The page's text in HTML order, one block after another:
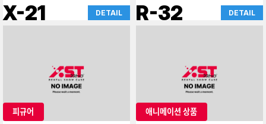
X-21 DETAIL R-32 DETAIL
피규어 애니메이션 상품